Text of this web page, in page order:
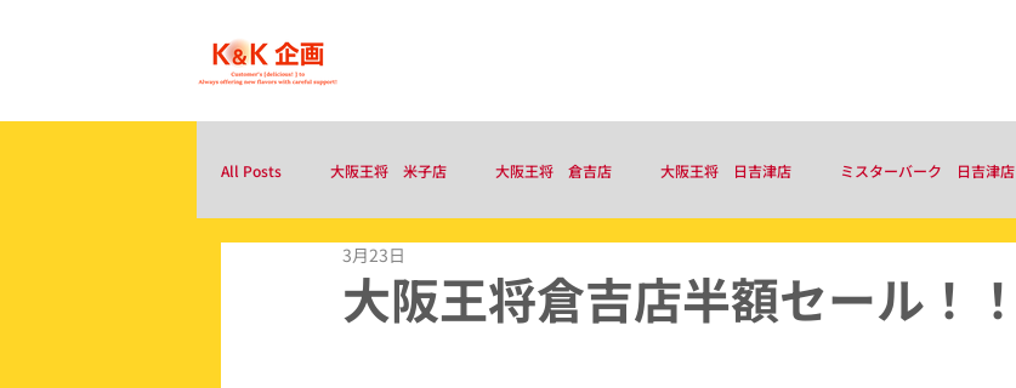
All Posts 大阪王将 米子店 大阪王将 倉吉店 大阪王将 日吉津店 ミスターバーク 日吉津店
大阪王将倉吉店半額セール！！
3月23日